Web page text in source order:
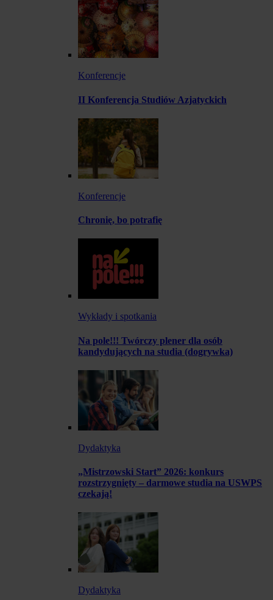
Konferencje
II Konferencja Studiów Azjatyckich
Konferencje
Chronię, bo potrafię
Wykłady i spotkania
Na pole!!! Twórczy plener dla osób
kandydujących na studia (dogrywka)
Dydaktyka
„Mistrzowski Start” 2026: konkurs
rozstrzygnięty – darmowe studia na USWPS
czekają!
Dydaktyka